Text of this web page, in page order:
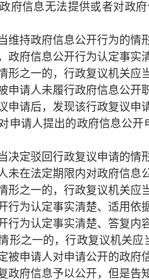
政府信息无法提供或者对政
维持政府信息公开行为的情
政府信息公开行为认定事实
之一的，行政复议机关应
申请人未履行政府信息公
申请后，发现该行政复议申
申请人提出的政府信息公
决定驳回行政复议申请的情
在法定期限内对政府信息
之一的，行政复议机关应
行为认定事实清楚、适用依
行为认定事实清楚、答复内
之一的，行政复议机关应
被申请人对申请公开的政府
政府信息予以公开，但是